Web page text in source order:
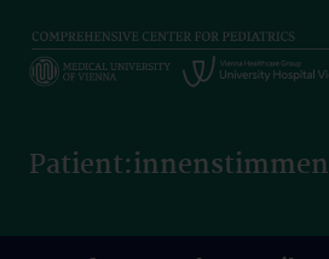
main
Patient:innenstimmen